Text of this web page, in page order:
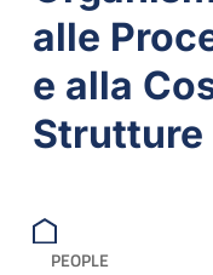
alle
e alla
Strutture
PEOPLE